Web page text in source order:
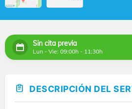
Sin cita previa
Lun - Vie: 09:00h - 11:30h
DESCRIPCIÓN DEL